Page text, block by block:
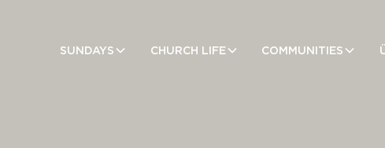
SUNDAYS CHURCH LIFE COMMUNITIES